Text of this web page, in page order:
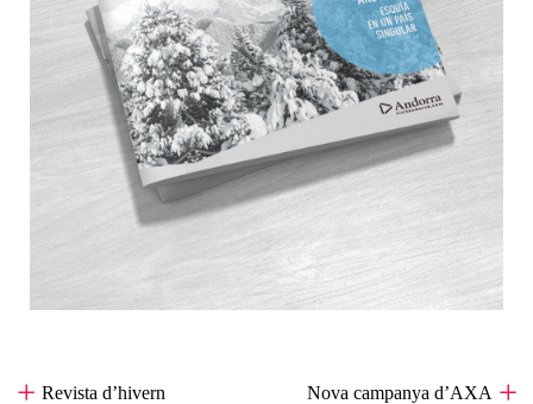
Nova campanya d’AXA
Revista d’hivern